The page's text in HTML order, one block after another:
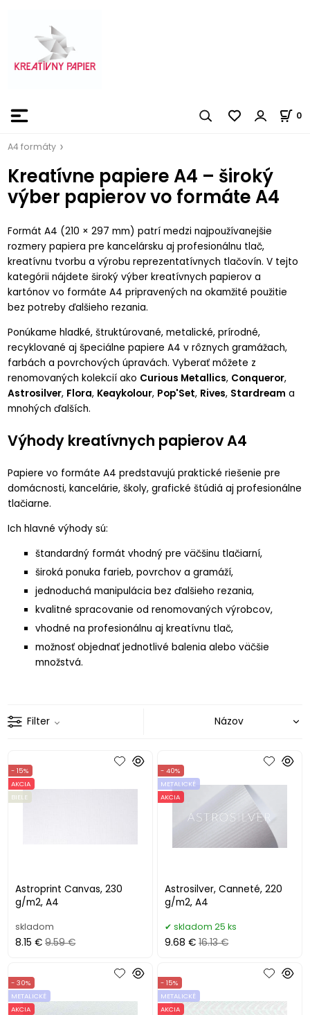
0
A4 formáty
Kreatívne papiere A4 – široký
výber papierov vo formáte A4
Formát A4 (210 × 297 mm) patrí medzi najpoužívanejšie
rozmery papiera pre kancelársku aj profesionálnu tlač,
kreatívnu tvorbu a výrobu reprezentatívnych tlačovín. V tejto
kategórii nájdete široký výber kreatívnych papierov a
kartónov vo formáte A4 pripravených na okamžité použitie
bez potreby ďalšieho rezania.
Ponúkame hladké, štruktúrované, metalické, prírodné,
recyklované aj špeciálne papiere A4 v rôznych gramážach,
farbách a povrchových úpravách. Vyberať môžete z
renomovaných kolekcií ako Curious Metallics, Conqueror,
Astrosilver, Flora, Keaykolour, Pop'Set, Rives, Stardream a
mnohých ďalších.
Výhody kreatívnych papierov A4
Papiere vo formáte A4 predstavujú praktické riešenie pre
domácnosti, kancelárie, školy, grafické štúdiá aj profesionálne
tlačiarne.
Ich hlavné výhody sú:
štandardný formát vhodný pre väčšinu tlačiarní,
široká ponuka farieb, povrchov a gramáží,
jednoduchá manipulácia bez ďalšieho rezania,
kvalitné spracovanie od renomovaných výrobcov,
vhodné na profesionálnu aj kreatívnu tlač,
možnosť objednať jednotlivé balenia alebo väčšie
množstvá.
Filter
Astroprint Canvas, 230
g/m2, A4
- 15%
AKCIA
BIELE
skladom
8.15 € 9.59 €
Astrosilver, Canneté, 220
g/m2, A4
- 40%
METALICKÉ
AKCIA
skladom 25 ks
9.68 € 16.13 €
- 30%
METALICKÉ
AKCIA
- 15%
METALICKÉ
AKCIA